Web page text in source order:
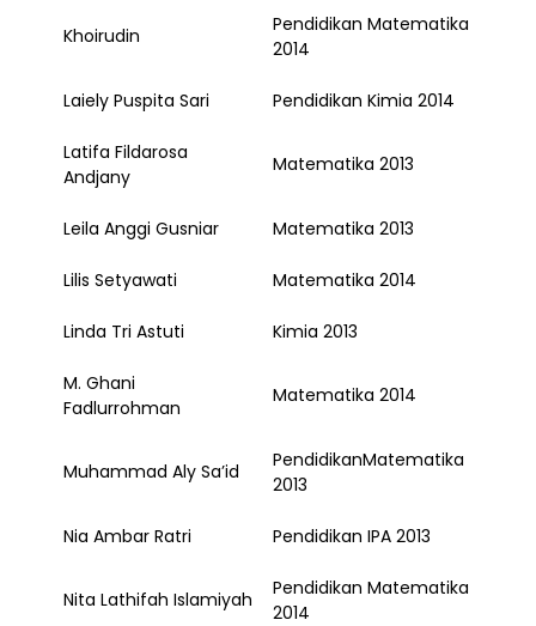
Khoirudin
Pendidikan Matematika
2014
Laiely Puspita Sari Pendidikan Kimia 2014
Latifa Fildarosa
Andjany
Matematika 2013
Leila Anggi Gusniar Matematika 2013
Lilis Setyawati Matematika 2014
Linda Tri Astuti Kimia 2013
M. Ghani
Fadlurrohman
Matematika 2014
Muhammad Aly Sa’id
PendidikanMatematika
2013
Nia Ambar Ratri Pendidikan IPA 2013
Nita Lathifah Islamiyah
Pendidikan Matematika
2014